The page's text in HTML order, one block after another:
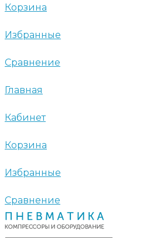
Корзина
Избранные
Сравнение
Главная
Кабинет
Корзина
Избранные
Сравнение